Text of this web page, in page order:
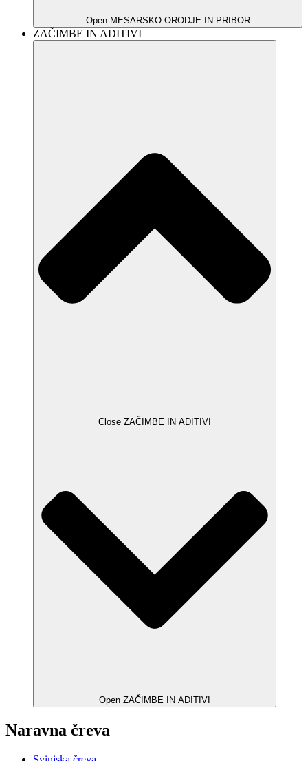
Open MESARSKO ORODJE IN PRIBOR
ZAČIMBE IN ADITIVI
Close ZAČIMBE IN ADITIVI
Open ZAČIMBE IN ADITIVI
Naravna čreva